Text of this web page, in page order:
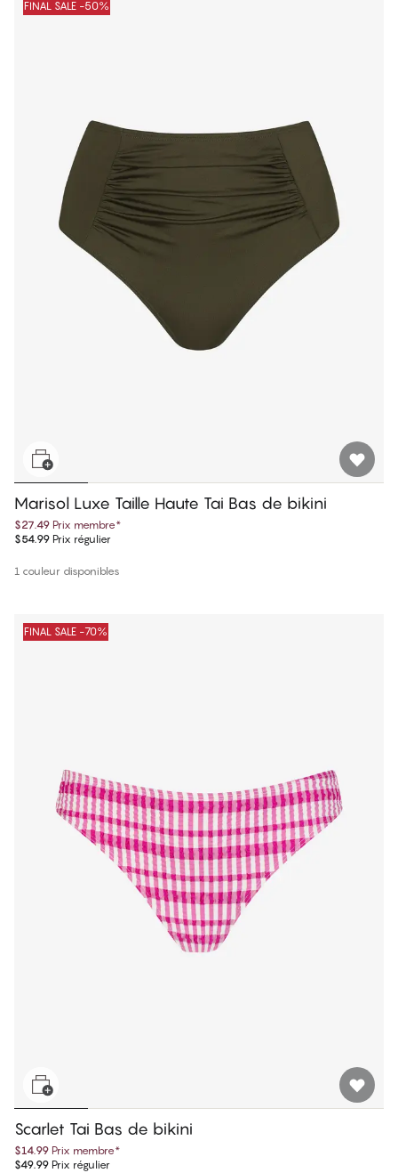
FINAL SALE -50%
Marisol Luxe Taille Haute Tai Bas de bikini
$27.49 Prix membre*
$54.99 Prix régulier
1 couleur disponibles
FINAL SALE -70%
Scarlet Tai Bas de bikini
$14.99 Prix membre*
$49.99 Prix régulier